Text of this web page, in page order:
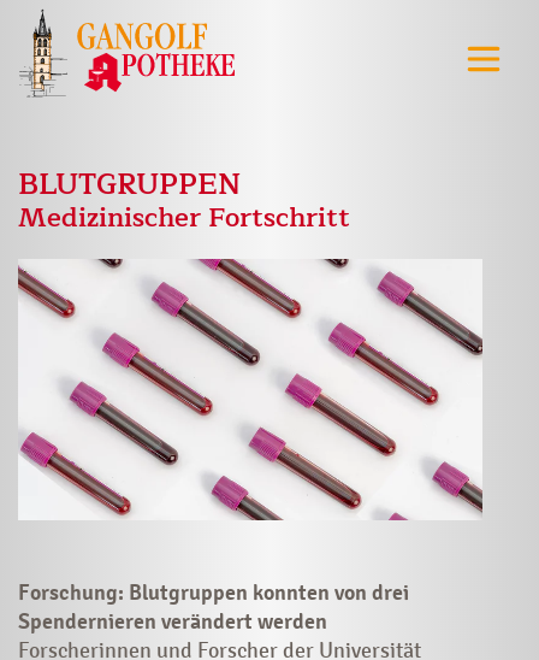
BLUTGRUPPEN
Medizinischer Fortschritt
Forschung: Blutgruppen konnten von drei
Spendernieren verändert werden
Forscherinnen und Forscher der Universität